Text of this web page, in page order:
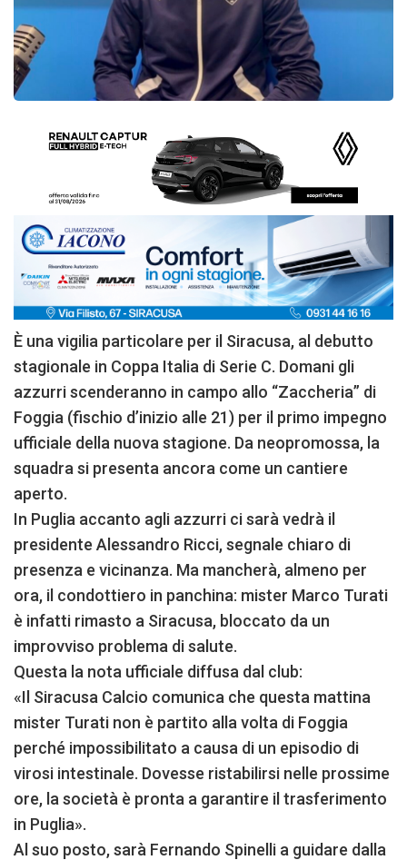
È una vigilia particolare per il Siracusa, al debutto
stagionale in Coppa Italia di Serie C. Domani gli
azzurri scenderanno in campo allo “Zaccheria” di
Foggia (fischio d’inizio alle 21) per il primo impegno
ufficiale della nuova stagione. Da neopromossa, la
squadra si presenta ancora come un cantiere
aperto.
In Puglia accanto agli azzurri ci sarà vedrà il
presidente Alessandro Ricci, segnale chiaro di
presenza e vicinanza. Ma mancherà, almeno per
ora, il condottiero in panchina: mister Marco Turati
è infatti rimasto a Siracusa, bloccato da un
improvviso problema di salute.
Questa la nota ufficiale diffusa dal club:
«Il Siracusa Calcio comunica che questa mattina
mister Turati non è partito alla volta di Foggia
perché impossibilitato a causa di un episodio di
virosi intestinale. Dovesse ristabilirsi nelle prossime
ore, la società è pronta a garantire il trasferimento
in Puglia».
Al suo posto, sarà Fernando Spinelli a guidare dalla